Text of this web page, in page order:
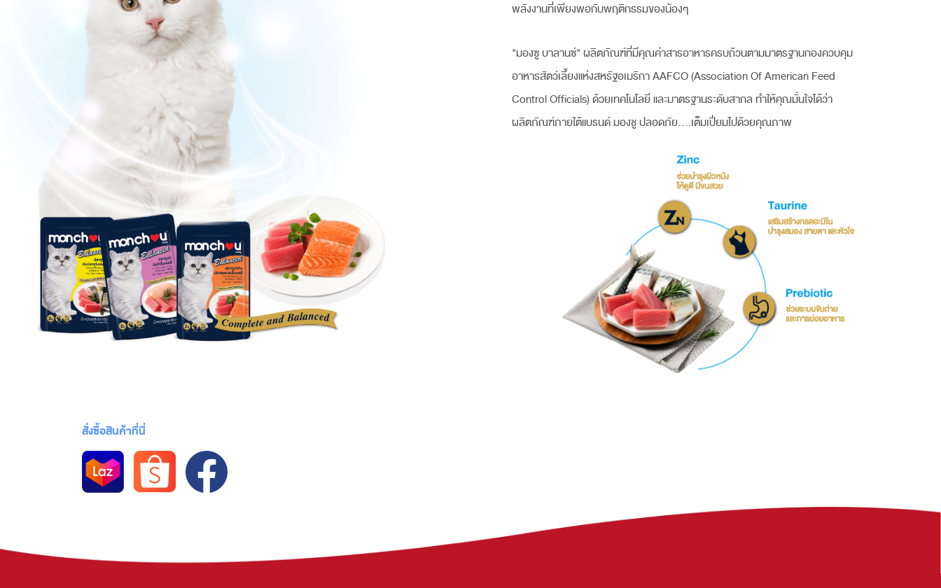
พลังงานที่เพียงพอกับพฤติกรรมของน้องๆ
"มองซู บาลานซ์" ผลิตภัณฑ์ที่มีคุณค่าสารอาหารครบถ้วนตามมาตรฐานกองควบคุม
อาหารสัตว์เลี้ยงแห่งสหรัฐอเมริกา AAFCO (Association Of American Feed
Control Officials) ด้วยเทคโนโลยี และมาตรฐานระดับสากล ทำให้คุณมั่นใจได้ว่า
ผลิตภัณฑ์ภายใต้แบรนด์ มองชู ปลอดภัย....เต็มเปี่ยมไปด้วยคุณภาพ
สั่งซื้อสินค้าที่นี่